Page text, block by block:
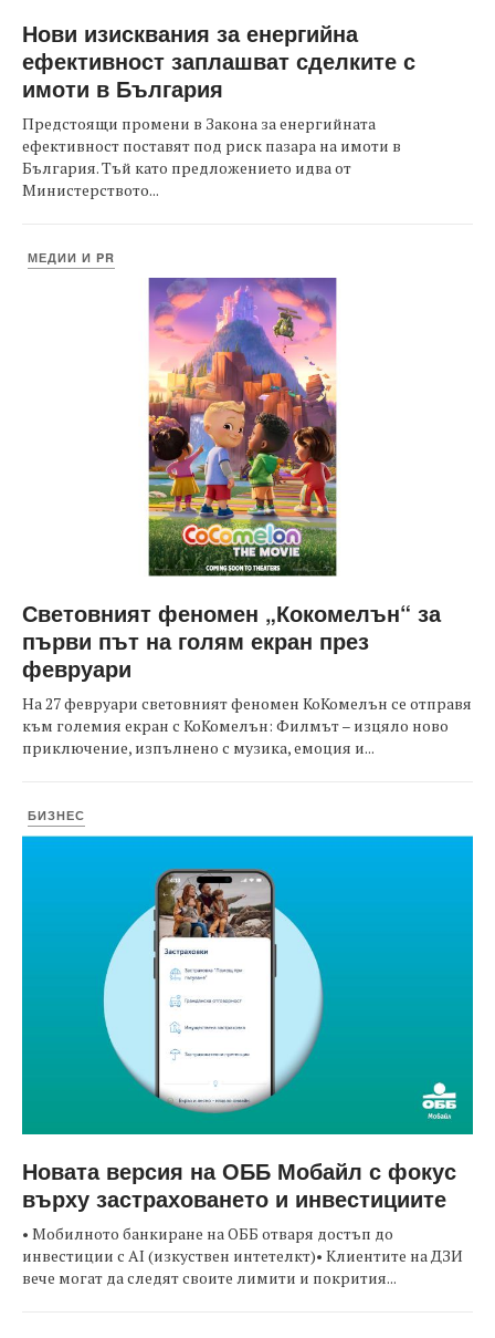
Нови изисквания за енергийна
ефективност заплашват сделките с
имоти в България
Предстоящи промени в Закона за енергийната
ефективност поставят под риск пазара на имоти в
България. Тъй като предложението идва от
Министерството...
МЕДИИ И PR
Световният феномен „Кокомелън“ за
първи път на голям екран през
февруари
На 27 февруари световният феномен КоКомелън се отправя
към големия екран с КоКомелън: Филмът – изцяло ново
приключение, изпълнено с музика, емоция и...
БИЗНЕС
Новата версия на ОББ Мобайл с фокус
върху застраховането и инвестициите
• Мобилното банкиране на ОББ отваря достъп до
инвестиции с AI (изкуствен интетелкт)• Клиентите на ДЗИ
вече могат да следят своите лимити и покрития...